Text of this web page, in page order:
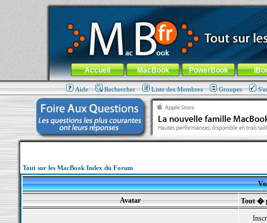
MacBook-fr.com : 100% Apple... 100% nomade !
Aller au contenu-Aller au menu général-Aller au menu de
Menu général
Accueil MacBook PowerBook
Aide Rechercher Liste des Membres Groupes
Tout sur les MacBook Index du Forum
Avatar
Tout �